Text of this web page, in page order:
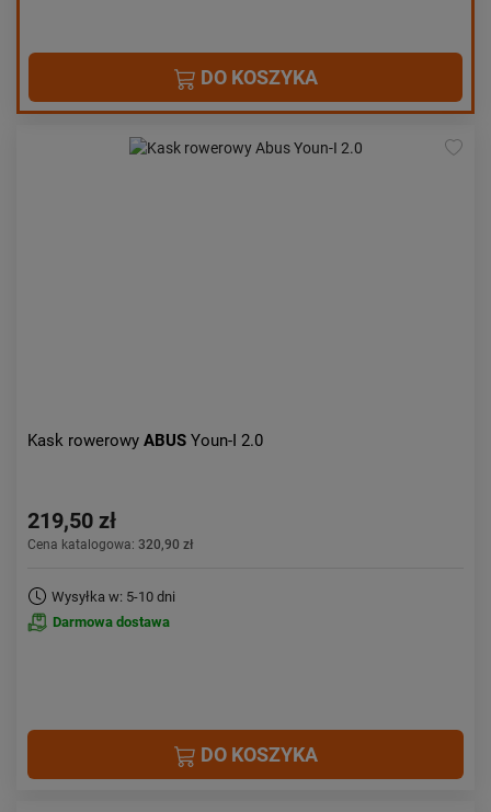
DO KOSZYKA
Kask rowerowy ABUS Youn-I 2.0
219,50 zł
Cena katalogowa: 320,90 zł
Wysyłka w: 5-10 dni
Darmowa dostawa
DO KOSZYKA